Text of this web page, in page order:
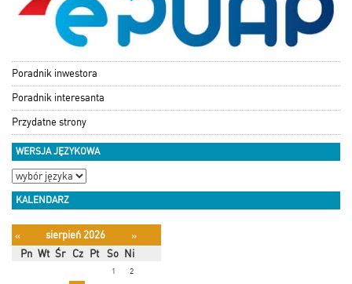
Poradnik inwestora
Poradnik interesanta
Przydatne strony
WERSJA JĘZYKOWA
KALENDARZ
« sierpień 2026
»
Pn Wt Śr Cz Pt So Ni
1
2